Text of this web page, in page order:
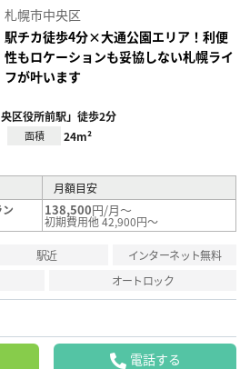
録
札幌市中央区
駅チカ徒歩4分×大通公園エリア！利便
性もロケーションも妥協しない札幌ライ
フが叶います
区役所前駅」徒歩2分
面積 24m²
月額目安
138,500円/月～
初期費用他 42,900円～
駅近
インターネット無料
オートロック
電話する